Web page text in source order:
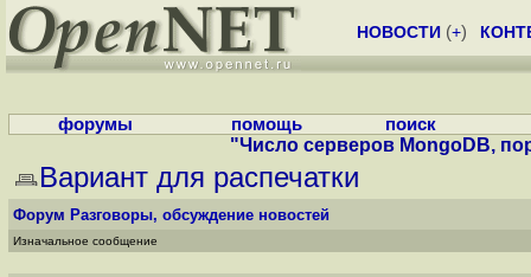
НОВОСТИ (+)
форумы помощь поиск
"Число серверов MongoDB,
Вариант для распечатки
Форум Разговоры, обсуждение новостей
Изначальное сообщение